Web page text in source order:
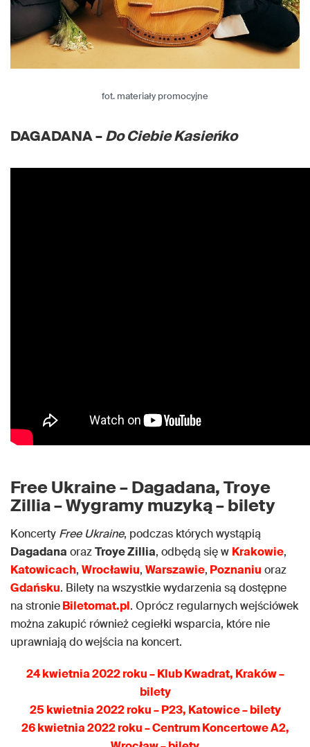
fot. materiały promocyjne
DAGADANA –Do Ciebie Kasieńko
Free Ukraine – Dagadana, Troye
Zillia – Wygramy muzyką – bilety
Koncerty Free Ukraine, podczas których wystąpią
Dagadana orazTroye Zillia, odbędą się w Krakowie,
Katowicach, Wrocławiu, Warszawie, Poznaniu oraz
Gdańsku. Bilety na wszystkie wydarzenia są dostępne
na stronieBiletomat.pl. Oprócz regularnych wejściówek
można zakupić również cegiełki wsparcia, które nie
uprawniają do wejścia na koncert.
24 kwietnia 2022 roku – Klub Kwadrat, Kraków –
bilety
25 kwietnia 2022 roku – P23, Katowice – bilety
26 kwietnia 2022 roku – Centrum Koncertowe A2,